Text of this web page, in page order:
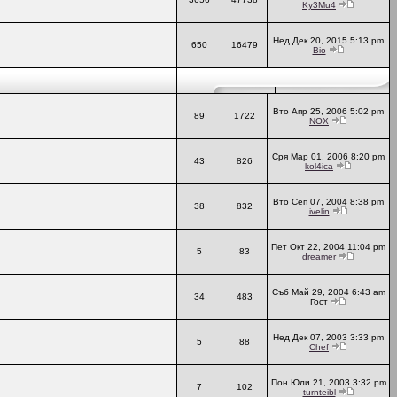
Ky3Mu4
650 16479
Нед Дек 20, 2015 5:13 pm
Bio
89 1722
Вто Апр 25, 2006 5:02 pm
NOX
43 826
Сря Мар 01, 2006 8:20 pm
kol4ica
38 832
Вто Сеп 07, 2004 8:38 pm
ivelin
5 83
Пет Окт 22, 2004 11:04 pm
dreamer
34 483
Съб Май 29, 2004 6:43 am
Гост
5 88
Нед Дек 07, 2003 3:33 pm
Chef
7 102
Пон Юли 21, 2003 3:32 pm
turnteibl